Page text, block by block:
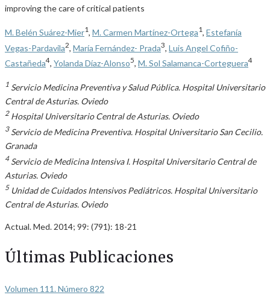
improving the care of critical patients
M. Belén Suárez-Mier1, M. Carmen Martínez-Ortega1, Estefanía
Vegas-Pardavila2 María Fernández- Prada3 Luis Angel Cofiño-
Castañeda4, Yolanda Díaz-Alonso5, M. Sol Salamanca-Corteguera4
1 Servicio Medicina Preventiva y Salud Pública. Hospital Universitario
Central de Asturias. Oviedo
2Hospital Universitario Central de Asturias. Oviedo
3Servicio de Medicina Preventiva. Hospital Universitario San Cecilio.
Granada
4Servicio de Medicina Intensiva I. Hospital Universitario Central de
Asturias. Oviedo
5 Unidad de Cuidados Intensivos Pediátricos. Hospital Universitario
Central de Asturias. Oviedo
Actual. Med. 2014; 99: (791): 18-21
Últimas Publicaciones
Volumen 111. Número 822